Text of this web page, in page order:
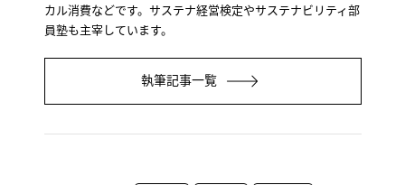
カル消費などです。サステナ経営検定やサステナビリティ部
員塾も主宰しています。
執筆記事一覧